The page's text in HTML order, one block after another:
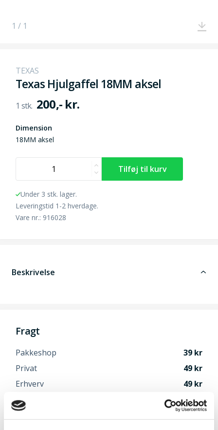
1 / 1
TEXAS
Texas Hjulgaffel 18MM aksel
200,- kr.
Dimension
18MM aksel
Under 3 stk. lager.
Leveringstid 1-2 hverdage.
Vare nr.: 916028
Beskrivelse
Fragt
Pakkeshop
39
Privat
49
Erhverv
49
Afhentning i Odense
Gratis
Speditør vælges når du går til betaling